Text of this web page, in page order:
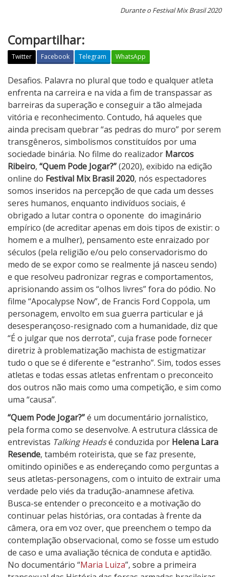
Durante o Festival Mix Brasil 2020
Compartilhar:
Twitter Facebook Telegram WhatsApp
Q
u
e
m
P
o
d
e
J
o
g
a
r
?
Desafios. Palavra no plural que todo e qualquer atleta
enfrenta na carreira e na vida a fim de transpassar as
barreiras da superação e conseguir a tão almejada
vitória e reconhecimento. Contudo, há aqueles que
ainda precisam quebrar “as pedras do muro” por serem
transgêneros, simbolismos constituídos por uma
sociedade binária. No filme do realizador Marcos
Ribeiro, “Quem Pode Jogar?”(2020), exibido na edição
online do Festival Mix Brasil 2020, nós espectadores
somos inseridos na percepção de que cada um desses
seres humanos, enquanto indivíduos sociais, é
obrigado a lutar contra o oponente do imaginário
empírico (de acreditar apenas em dois tipos de existir: o
homem e a mulher), pensamento este enraizado por
séculos (pela religião e/ou pelo conservadorismo do
medo de se expor como se realmente já nasceu sendo)
e que resolveu padronizar regras e comportamentos,
aprisionando assim os “olhos livres” fora do pódio. No
filme “Apocalypse Now”, de Francis Ford Coppola, um
personagem, envolto em sua guerra particular e já
desesperançoso-resignado com a humanidade, diz que
“É o julgar que nos derrota”, cuja frase pode fornecer
diretriz à problematização machista de estigmatizar
tudo o que se é diferente e “estranho”. Sim, todos esses
atletas e todas essas atletas enfrentam o preconceito
dos outros não mais como uma competição, e sim como
uma “causa”.
“Quem Pode Jogar?”é um documentário jornalístico,
pela forma como se desenvolve. A estrutura clássica de
entrevistas Talking Headsé conduzida por Helena Lara
Resende, também roteirista, que se faz presente,
omitindo opiniões e as endereçando como perguntas a
seus atletas-personagens, com o intuito de extrair uma
verdade pelo viés da tradução-anamnese afetiva.
Busca-se entender o preconceito e a motivação do
continuar pelas histórias, ora contadas à frente da
câmera, ora em voz over, que preenchem o tempo da
contemplação observacional, como se fosse um estudo
de caso e uma avaliação técnica de conduta e aptidão.
No documentário “Maria Luiza”, sobre a primeira